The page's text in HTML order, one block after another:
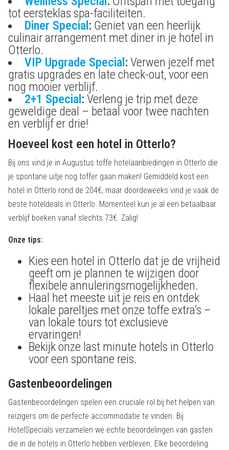
tot eersteklas spa-faciliteiten.
Diner Special: Geniet van een heerlijk
culinair arrangement met diner in je hotel in
Otterlo.
VIP Upgrade Special: Verwen jezelf met
gratis upgrades en late check-out, voor een
nog mooier verblijf.
2+1 Special: Verleng je trip met deze
geweldige deal – betaal voor twee nachten
en verblijf er drie!
Hoeveel kost een hotel in Otterlo?
Bij ons vind je in Augustus toffe hotelaanbiedingen in Otterlo die
je spontane uitje nog toffer gaan maken! Gemiddeld kost een
hotel in Otterlo rond de 204€, maar doordeweeks vind je vaak de
beste hoteldeals in Otterlo. Momenteel kun je al een betaalbaar
verblijf boeken vanaf slechts 73€. Zalig!
Onze tips:
Kies een hotel in Otterlo dat je de vrijheid
geeft om je plannen te wijzigen door
flexibele annuleringsmogelijkheden.
Haal het meeste uit je reis en ontdek
lokale pareltjes met onze toffe extra’s –
van lokale tours tot exclusieve
ervaringen!
Bekijk onze last minute hotels in Otterlo
voor een spontane reis.
Gastenbeoordelingen
Gastenbeoordelingen spelen een cruciale rol bij het helpen van
reizigers om de perfecte accommodatie te vinden. Bij
HotelSpecials verzamelen we echte beoordelingen van gasten
die in de hotels in Otterlo hebben verbleven. Elke beoordeling